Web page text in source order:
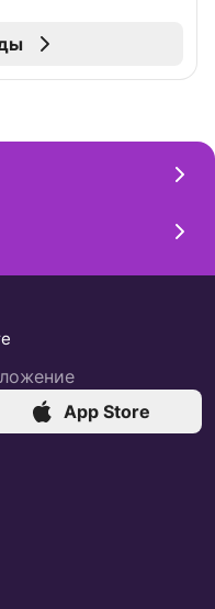
App Store